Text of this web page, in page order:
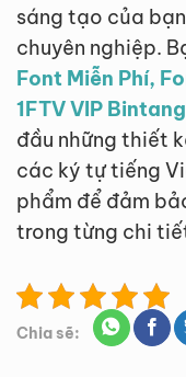
sáng tạo của
chuyên nghiệp.
Font Miễn Phí,
1FTV VIP
đầu những thiết
các ký tự tiếng
phẩm để đảm
trong từng chi
Chia sẽ: